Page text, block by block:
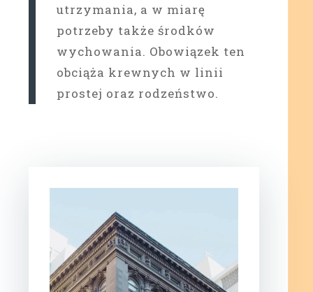
utrzymania, a w miarę
potrzeby także środków
wychowania. Obowiązek ten
obciąża krewnych w linii
prostej oraz rodzeństwo.